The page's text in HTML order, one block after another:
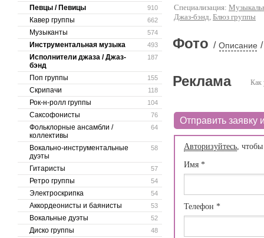
910
Певцы / Певицы
662
Кавер группы
574
Музыканты
493
Инструментальная музыка
187
Исполнители джаза / Джаз-
бэнд
155
Поп группы
118
Скрипачи
104
Рок-н-ролл группы
76
Саксофонисты
64
Фольклорные ансамбли /
коллективы
58
Вокально-инструментальные
дуэты
57
Гитаристы
54
Ретро группы
54
Электроскрипка
53
Аккордеонисты и баянисты
52
Вокальные дуэты
48
Диско группы
Специализация:
Джаз-бэнд, Блюз группы
Фото / Описание /
Как
Реклама
Отправить заявку
Авторизуйтесь,
Имя *
Телефон *